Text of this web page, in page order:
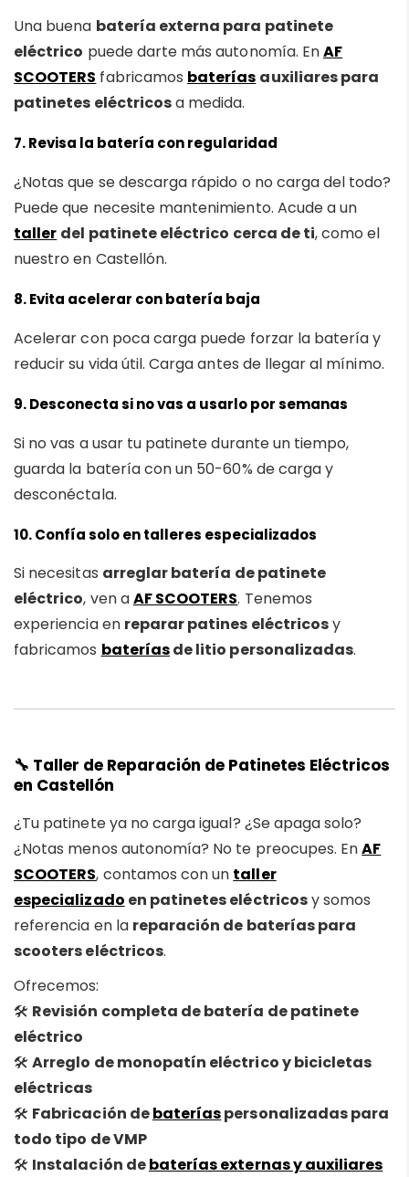
Una buena batería externa para patinete
eléctrico puede darte más autonomía. EnAF
SCOOTERS fabricamos baterías auxiliares para
patinetes eléctricosa medida.
7.Revisa la batería con regularidad
¿Notas que se descarga rápido o no carga del todo?
Puede que necesite mantenimiento. Acude a un
taller del patinete eléctrico cerca de ti, como el
nuestro en Castellón.
8.Evita acelerar con batería baja
Acelerar con poca carga puede forzar la batería y
reducir su vida útil. Carga antes de llegar al mínimo.
9.Desconecta si no vas a usarlo por semanas
Si no vas a usar tu patinete durante un tiempo,
guarda la batería con un 50-60% de carga y
desconéctala.
10.Confía solo en talleres especializados
Si necesitas arreglar batería de patinete
eléctrico, ven aAF SCOOTERS. Tenemos
experiencia en reparar patines eléctricosy
fabricamos bateríasde litio personalizadas.
🔧 Taller de Reparación de Patinetes Eléctricos
en Castellón
¿Tu patinete ya no carga igual? ¿Se apaga solo?
¿Notas menos autonomía? No te preocupes. EnAF
SCOOTERS, contamos con un taller
especializado en patinetes eléctricosy somos
referencia en la reparación de baterías para
scooters eléctricos.
Ofrecemos:
🛠️ Revisión completa de batería de patinete
eléctrico
🛠️Arreglo de monopatín eléctrico y bicicletas
eléctricas
🛠️ Fabricación debateríaspersonalizadas para
todo tipo de VMP
🛠️ Instalación debaterías externas y auxiliares